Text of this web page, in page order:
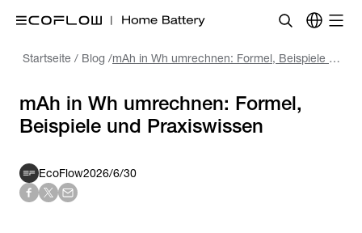
Startseite / Blog / mAh in Wh umrechnen: Formel, Beispiele und Praxiswissen
mAh in Wh umrechnen: Formel,
Beispiele und Praxiswissen
EcoFlow2026/6/30